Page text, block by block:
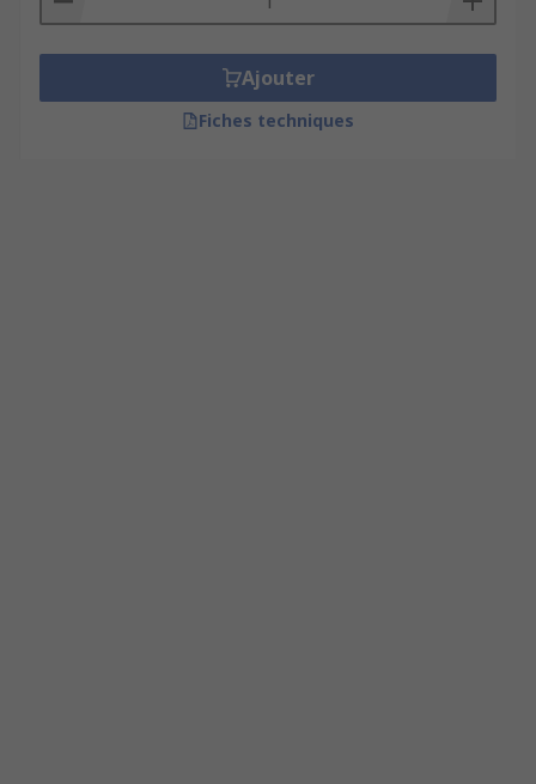
Ajouter
Fiches techniques